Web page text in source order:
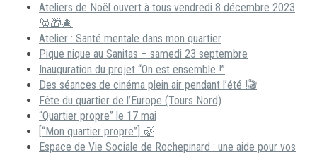
Ateliers de Noël ouvert à tous vendredi 8 décembre 2023
🎅🎁🎄
Atelier : Santé mentale dans mon quartier
Pique nique au Sanitas – samedi 23 septembre
Inauguration du projet “On est ensemble !”
Des séances de cinéma plein air pendant l’été !🎬
Fête du quartier de l’Europe (Tours Nord)
“Quartier propre” le 17 mai
[“Mon quartier propre”] 🍃
Espace de Vie Sociale de Rochepinard : une aide pour vos